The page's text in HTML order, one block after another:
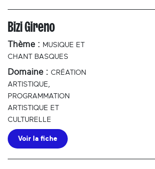
Bizi Gireno
Thème : MUSIQUE ET
CHANT BASQUES
Domaine : CRÉATION
ARTISTIQUE,
PROGRAMMATION
ARTISTIQUE ET
CULTURELLE
Voir la fiche